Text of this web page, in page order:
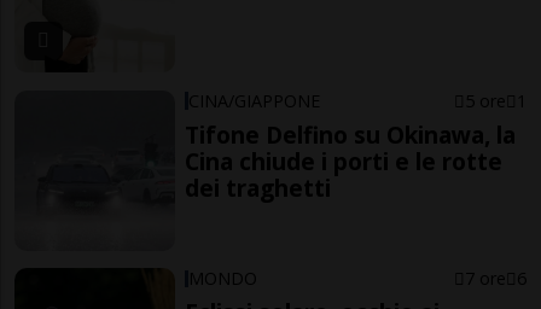
CINA/GIAPPONE 5 ore 1
Tifone Delfino su Okinawa, la
Cina chiude i porti e le rotte
dei traghetti
MONDO 7 ore 6